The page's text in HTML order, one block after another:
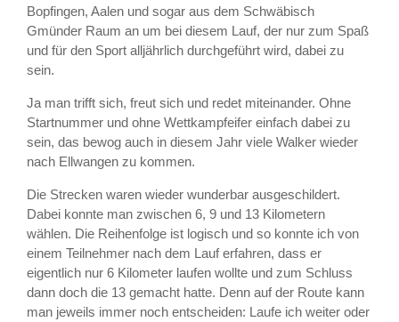
Bopfingen, Aalen und sogar aus dem Schwäbisch
Gmünder Raum an um bei diesem Lauf, der nur zum Spaß
und für den Sport alljährlich durchgeführt wird, dabei zu
sein.
Ja man trifft sich, freut sich und redet miteinander. Ohne
Startnummer und ohne Wettkampfeifer einfach dabei zu
sein, das bewog auch in diesem Jahr viele Walker wieder
nach Ellwangen zu kommen.
Die Strecken waren wieder wunderbar ausgeschildert.
Dabei konnte man zwischen 6, 9 und 13 Kilometern
wählen. Die Reihenfolge ist logisch und so konnte ich von
einem Teilnehmer nach dem Lauf erfahren, dass er
eigentlich nur 6 Kilometer laufen wollte und zum Schluss
dann doch die 13 gemacht hatte. Denn auf der Route kann
man jeweils immer noch entscheiden: Laufe ich weiter oder